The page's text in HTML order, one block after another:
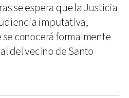
se espera que la Justicia
imputativa,
conocerá formalmente
del vecino de Santo